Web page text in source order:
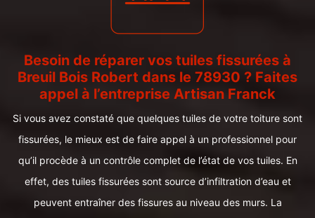
Besoin de réparer vos tuiles fissurées à
Breuil Bois Robert dans le 78930 ? Faites
appel à l’entreprise Artisan Franck
Si vous avez constaté que quelques tuiles de votre toiture sont
fissurées, le mieux est de faire appel à un professionnel pour
qu’il procède à un contrôle complet de l’état de vos tuiles. En
effet, des tuiles fissurées sont source d’infiltration d’eau et
peuvent entraîner des fissures au niveau des murs. La